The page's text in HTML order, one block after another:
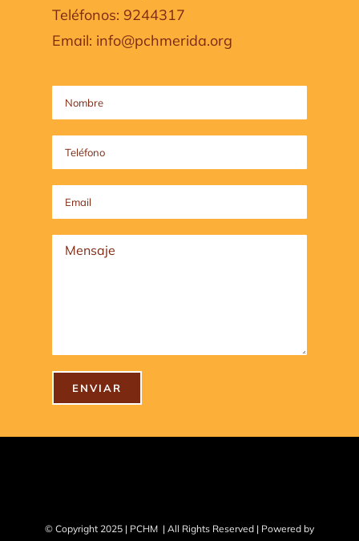
Teléfonos: 9244317
Email: info@pchmerida.org
© Copyright 2025 | PCHM | All Rights Reserved | Powered by